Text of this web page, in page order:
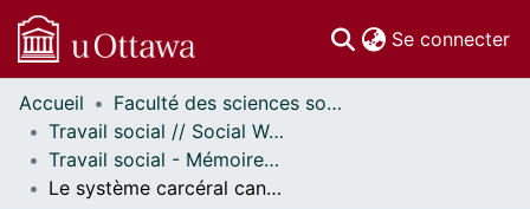
Se connecter
Communautés
et collections
Parcourir
Statistiques
Accueil
Faculté des sciences sociales // Faculty of Social Sciences
Travail social // Social Work
Travail social - Mémoires // Social Work - Research Papers
Le système carcéral canadien : Regard critique de ses impacts sur les liens familiaux et sociaux des femmes noires et autochtones qui ont connu une incarcération